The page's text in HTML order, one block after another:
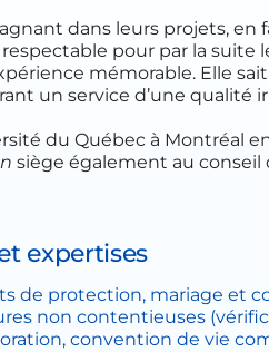
dans leurs projets,
pour par la
mémorable. Elle
un service d’une qualité
du Québec à Montréal
siège également au conseil
expertises
de protection, mariage et
non contentieuses
convention de vie